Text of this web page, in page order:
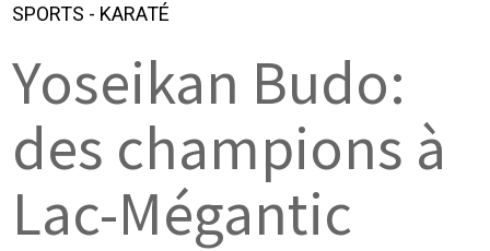
SPORTS - KARATÉ
Yoseikan Budo:
des champions à
Lac-Mégantic